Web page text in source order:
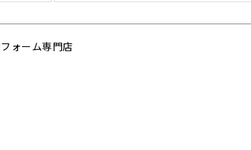
ォーム専門店